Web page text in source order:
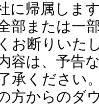
に帰属しま
部または一
お断りいた
容は、予告
承ください
方からのダ